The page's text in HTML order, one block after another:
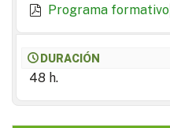
Programa formativo
DURACIÓN
48 h.